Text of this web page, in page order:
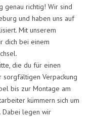
genau richtig! Wir sind
und haben uns auf
Mit unserem
dich bei einem
die du für einen
Verpackung
bis zur Montage am
kümmern sich um
Dabei legen wir